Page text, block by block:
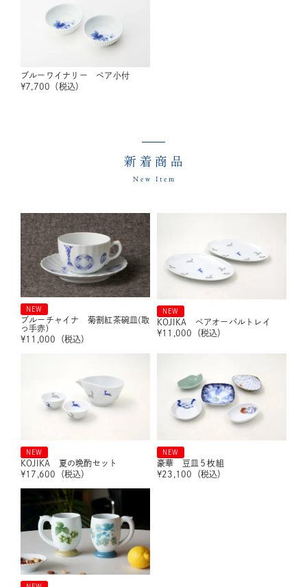
ブルーワイナリー ペア小付
¥7,700 （税込）
新着商品
New Item
NEW
ブルーチャイナ 菊割紅茶碗皿(取
っ手赤)
¥11,000 （税込）
NEW
KOJIKA ペアオーバルトレイ
¥11,000 （税込）
NEW
KOJIKA 夏の晩酌セット
¥17,600 （税込）
NEW
豪華 豆皿５枚組
¥23,100 （税込）